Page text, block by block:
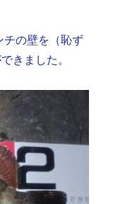
の壁を（恥ず
きました。